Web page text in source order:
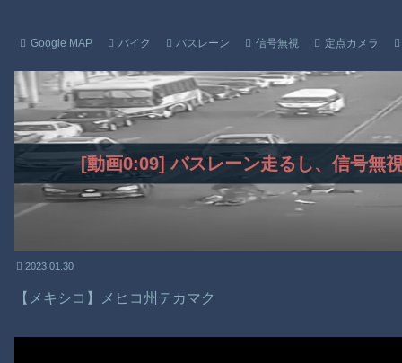
まだ墓石があるだけマシと見るべきか。今はもう合葬墓ばかり
【謎】広島県が頑なに「はだしのゲンコラボ喫茶」をやらない理
ヒロインが死ぬアニメって四月は君の嘘くらいしかないような
Powered by livedoor 相互RSS
Google MAP バイク バスレーン 信号無視 定点カメラ
[動画0:09] バスレーン走るし、信号無
2023.01.30
【メキシコ】メヒコ州テカマク